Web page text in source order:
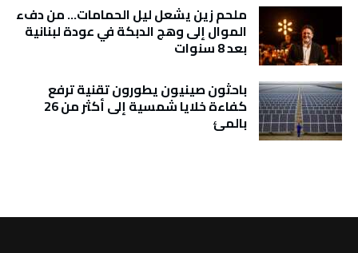
ملحم زين يشعل ليل الحمامات… من دفء
الموال إلى وهج الدبكة في عودة لبنانية
بعد 8 سنوات
باحثون صينيون يطورون تقنية ترفع
كفاءة خلايا شمسية إلى أكثر من 26
بالمئ